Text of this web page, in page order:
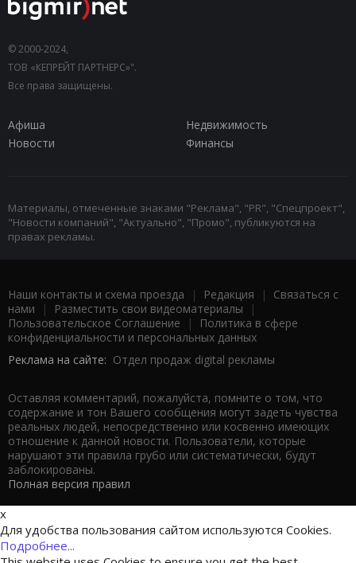
© 2000-2024,
ТОВ «КЕПРЕЙТ ПАРТНЕРС»".
Все права защищены.
Афиша
Недвижимость
Новости
Финансы
Материалы, отмеченные знаками "Реклама", "PR", "Спецпроект",
"Новости компаний", "Актуально", "Промо", публикуются на
правах рекламы.
Наши контакты и схема проезда | Редакция | Связаться с
нами | Разместить свои видеоматериалы |
Пользовательское Соглашение |
Политика в сфере
конфиденциальности и персональных данных
Реклама на сайте: Отдел продаж digital рекламы
Оставляя комментарий, пожалуйста, помните о том, что
содержание и тон Вашего сообщения могут задеть чувства
реальных людей, непосредственно или косвенно имеющих
отношение к данной новости. Пользователи, которые
нарушают эти правила грубо или систематически, будут
заблокированы.
Полная версия правил
x
Для удобства пользования сайтом используются Cookies.
Подробнее...